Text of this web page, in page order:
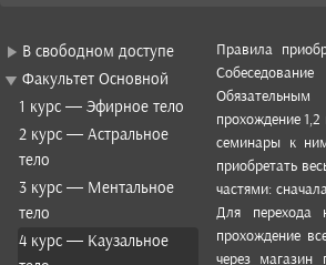
play_arrow В свободном доступе
play_arrow Факультет Основной
1 курс — Эфирное тело
2 курс — Астральное
тело
3 курс — Ментальное
тело
4 курс — Каузальное
Правила
прохождение
семинары к
приобретать
частями:
Для перехода
прохождение
через магазин